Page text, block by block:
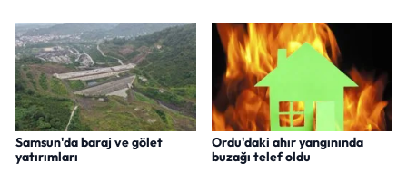
Samsun'da baraj ve gölet
yatırımları
Ordu'daki ahır yangınında
buzağı telef oldu